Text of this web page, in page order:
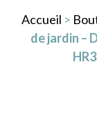
Accueil >
de jardin –